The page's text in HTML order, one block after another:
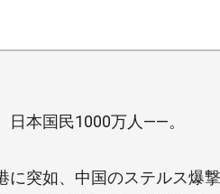
日本国民1000万人――。
に突如、中国のステルス爆